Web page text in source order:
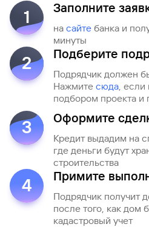
1 Заполните
на сайте банка и
минуты
2 Подберите
Подрядчик должен
Нажмите сюда, если
подбором проекта и
3 Оформите
Кредит выдадим на
где деньги будут
строительства
4 Примите
Подрядчик получит
после того, как дом
кадастровый учет